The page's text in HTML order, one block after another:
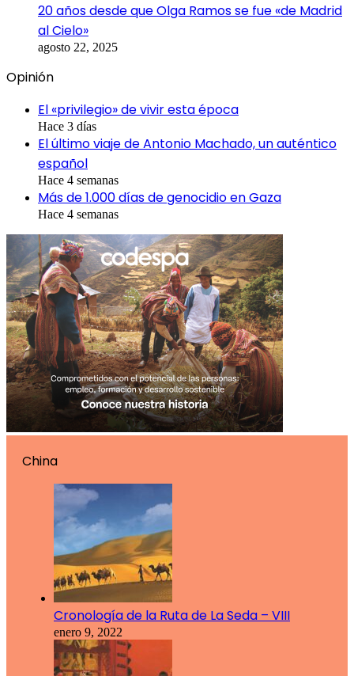
20 años desde que Olga Ramos se fue «de Madrid
al Cielo»
agosto 22, 2025
Opinión
El «privilegio» de vivir esta época
Hace 3 días
El último viaje de Antonio Machado, un auténtico
español
Hace 4 semanas
Más de 1.000 días de genocidio en Gaza
Hace 4 semanas
China
Cronología de la Ruta de La Seda – VIII
enero 9, 2022